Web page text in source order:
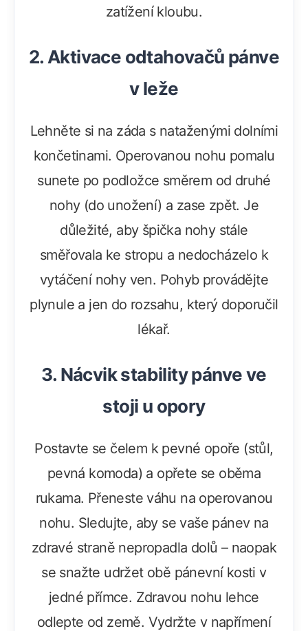
zatížení kloubu.
2. Aktivace odtahovačů pánve
v leže
Lehněte si na záda s nataženými dolními
končetinami. Operovanou nohu pomalu
sunete po podložce směrem od druhé
nohy (do unožení) a zase zpět. Je
důležité, aby špička nohy stále
směřovala ke stropu a nedocházelo k
vytáčení nohy ven. Pohyb provádějte
plynule a jen do rozsahu, který doporučil
lékař.
3. Nácvik stability pánve ve
stoji u opory
Postavte se čelem k pevné opoře (stůl,
pevná komoda) a opřete se oběma
rukama. Přeneste váhu na operovanou
nohu. Sledujte, aby se vaše pánev na
zdravé straně nepropadla dolů – naopak
se snažte udržet obě pánevní kosti v
jedné přímce. Zdravou nohu lehce
odlepte od země. Vydržte v napřímení